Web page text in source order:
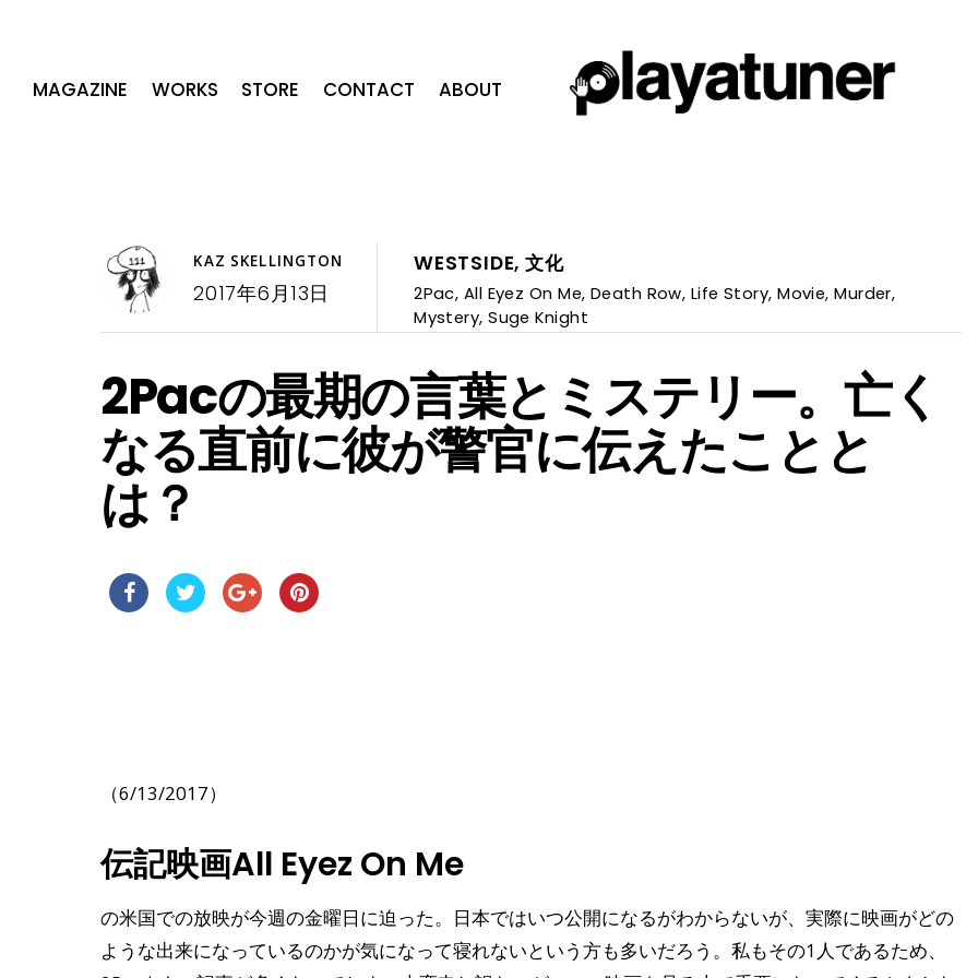
MAGAZINE WORKS STORE CONTACT ABOUT
KAZ SKELLINGTON
2017年6月13日
WESTSIDE, 文化
2Pac, All Eyez On Me, Death Row, Life Story,Movie,Murder,
Mystery,Suge Knight
2Pacの最期の言葉とミステリー。亡く
なる直前に彼が警官に伝えたことと
は？
（6/13/2017）
伝記映画All Eyez On Me
の米国での放映が今週の金曜日に迫った。日本ではいつ公開になるがわからないが、実際に映画がどの
ような出来になっているのかが気になって寝れないという方も多いだろう。私もその1人であるため、